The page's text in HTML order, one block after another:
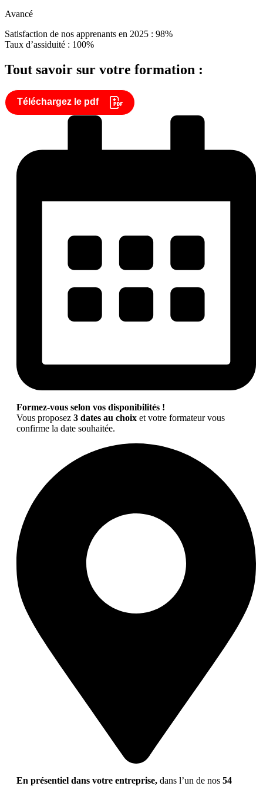
Avancé
Satisfaction de nos apprenants en 2025 : 98%
Taux d’assiduité : 100%
Tout savoir sur votre formation :
Téléchargez le pdf
Formez-vous selon vos disponibilités !
Vous proposez 3 dates au choix et votre formateur vous
confirme la date souhaitée.
En présentiel dans votre entreprise, dans l’un de nos 54